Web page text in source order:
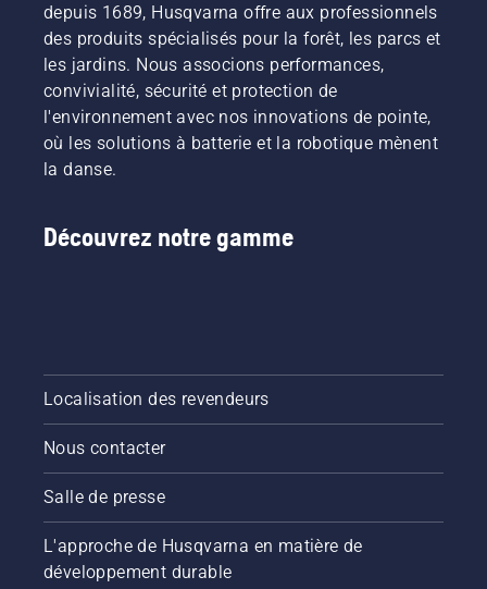
depuis 1689, Husqvarna offre aux professionnels
des produits spécialisés pour la forêt, les parcs et
les jardins. Nous associons performances,
convivialité, sécurité et protection de
l'environnement avec nos innovations de pointe,
où les solutions à batterie et la robotique mènent
la danse.
Découvrez notre gamme
Localisation des revendeurs
Nous contacter
Salle de presse
L'approche de Husqvarna en matière de
développement durable